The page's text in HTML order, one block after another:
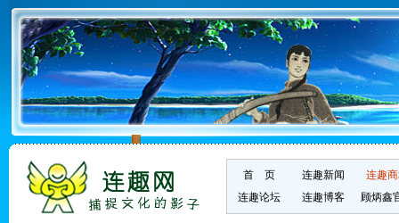
首 页 连趣新闻
连趣
连趣论坛
连趣博客 顾炳鑫